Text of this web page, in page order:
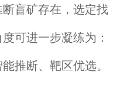
盲矿存在，选定找
可进一步凝练为：
推断、靶区优选。